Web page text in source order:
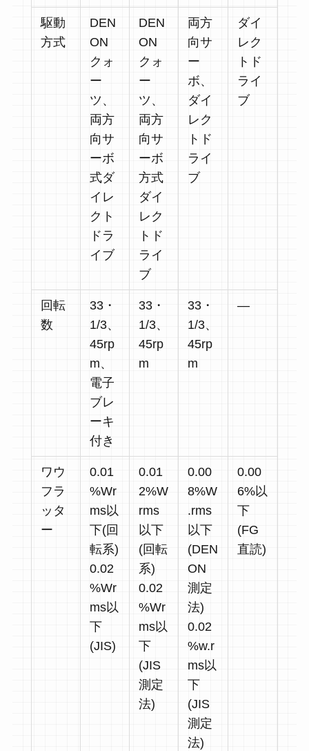
駆動
方式
DEN
ON
クォ
ー
ツ、
両方
向サ
ーボ
式ダ
イレ
クト
ドラ
イブ
DEN
ON
クォ
ー
ツ、
両方
向サ
ーボ
方式
ダイ
レク
トド
ライ
ブ
両方
向サ
ー
ボ、
ダイ
レク
トド
ライ
ブ
ダイ
レク
トド
ライ
ブ
回転
数
33・
1/3、
45rp
m、
電子
ブレ
ーキ
付き
33・
1/3、
45rp
m
33・
1/3、
45rp
m
―
ワウ
フラ
ッタ
ー
0.01
%Wr
ms以
下(回
転系)
0.02
%Wr
ms以
下
(JIS)
0.01
2%W
rms
以下
(回転
系)
0.02
%Wr
ms以
下
(JIS
測定
法)
0.00
8%W
.rms
以下
(DEN
ON
測定
法)
0.02
%w.r
ms以
下
(JIS
測定
法)
0.00
6%以
下
(FG
直読)